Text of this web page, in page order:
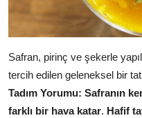
Safran, pirinç ve şekerle
tercih edilen geleneksel bir
Tadım Yorumu: Safranın
farklı bir hava katar. Hafif